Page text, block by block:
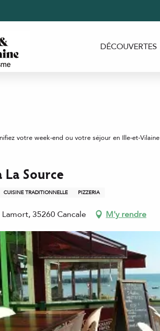
DÉCOUVERTES
votre week-end ou votre séjour en Ille-et-Vilaine
La Source
CUISINE TRADITIONNELLE PIZZERIA
35260 Cancale M'y rendre